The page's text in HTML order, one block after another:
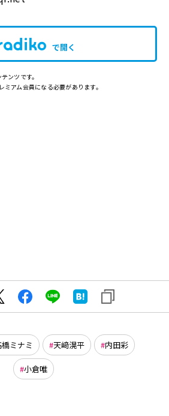
で開く
ンツです。
アム会員になる必要があります。
ミナミ 天﨑滉平 内田彩
小倉唯